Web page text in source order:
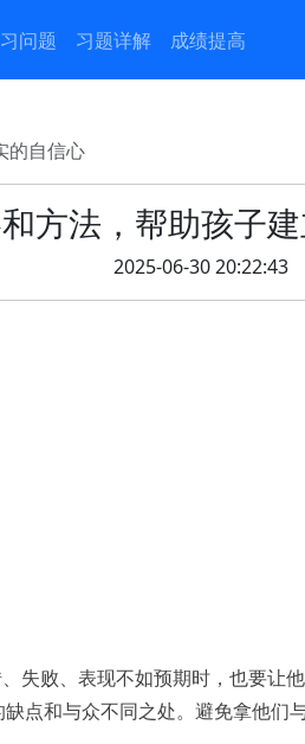
问题 习题详解 成绩提高
的自信心
方法，帮助孩子
2025-06-30 20:22:43
失败、表现不如预期时，也要让
点和与众不同之处。避免拿他们